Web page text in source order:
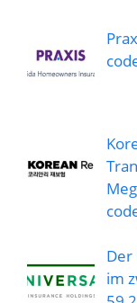
Der
im